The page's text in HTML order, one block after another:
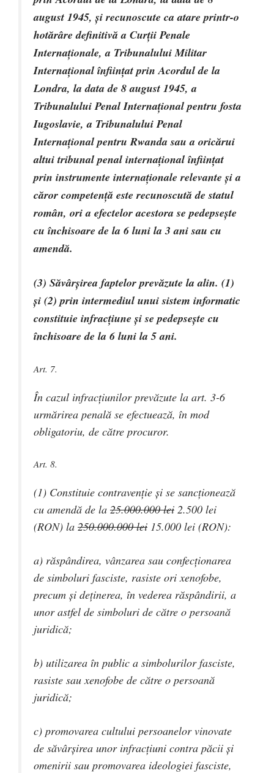
august 1945, şi recunoscute ca atare printr-o
hotărâre definitivă a Curţii Penale
Internaţionale, a Tribunalului Militar
Internaţional înfiinţat prin Acordul de la
Londra, la data de 8 august 1945, a
Tribunalului Penal Internaţional pentru fosta
Iugoslavie, a Tribunalului Penal
Internaţional pentru Rwanda sau a oricărui
altui tribunal penal internaţional înfiinţat
prin instrumente internaţionale relevante şi a
căror competenţă este recunoscută de statul
român, ori a efectelor acestora se pedepseşte
cu închisoare de la 6 luni la 3 ani sau cu
amendă.
(3) Săvârşirea faptelor prevăzute la alin. (1)
şi (2) prin intermediul unui sistem informatic
constituie infracţiune şi se pedepseşte cu
închisoare de la 6 luni la 5 ani.
Art. 7.
În cazul infracţiunilor prevăzute la art. 3-6
urmărirea penală se efectuează, în mod
obligatoriu, de către procuror.
Art. 8.
(1) Constituie contravenţie şi se sancţionează
cu amendă de la 25.000.000 lei 2.500 lei
(RON) la 250.000.000 lei 15.000 lei (RON):
a) răspândirea, vânzarea sau confecţionarea
de simboluri fasciste, rasiste ori xenofobe,
precum şi deţinerea, în vederea răspândirii, a
unor astfel de simboluri de către o persoană
juridică;
b) utilizarea în public a simbolurilor fasciste,
rasiste sau xenofobe de către o persoană
juridică;
c) promovarea cultului persoanelor vinovate
de săvârşirea unor infracţiuni contra păcii şi
omenirii sau promovarea ideologiei fasciste,